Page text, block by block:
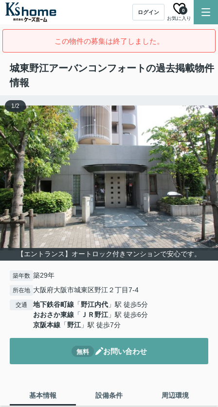
ログイン
お気に入り
0
この物件の募集は終了しました。
城東野江アーバンコンフォートの過去掲載物件
情報
【エントランス】オートロック付きマンションで安心です。
1/2
築年数 築29年
所在地 大阪府大阪市城東区野江２丁目7-4
交通 地下鉄谷町線 「野江内代 」駅 徒歩5分
おおさか東線 「 ＪＲ野江」駅 徒歩6分
京阪本線 「野江」駅 徒歩7分
無料 お問い合わせ
基本情報 設備条件 周辺環境